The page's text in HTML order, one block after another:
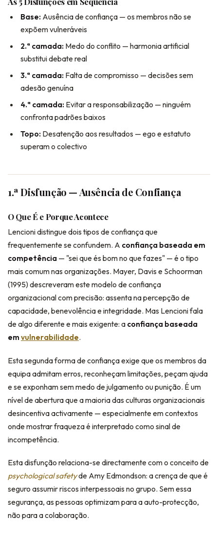
Base: Ausência de confiança — os membros não se
expõem vulneráveis
2.ª camada: Medo do conflito — harmonia artificial
substitui debate real
3.ª camada: Falta de compromisso — decisões sem
adesão genuína
4.ª camada: Evitar a responsabilização — ninguém
confronta padrões baixos
Topo: Desatenção aos resultados — ego e estatuto
superam o colectivo
1.ª Disfunção — Ausência de Confiança
O Que É e Porque Acontece
Lencioni distingue dois tipos de confiança que
frequentemente se confundem. A confiança baseada em
competência — "sei que és bom no que fazes" — é o tipo
mais comum nas organizações. Mayer, Davis e Schoorman
(1995) descreveram este modelo de confiança
organizacional com precisão: assenta na percepção de
capacidade, benevolência e integridade. Mas Lencioni fala
de algo diferente e mais exigente: a confiança baseada
em vulnerabilidade.
Esta segunda forma de confiança exige que os membros da
equipa admitam erros, reconheçam limitações, peçam ajuda
e se exponham sem medo de julgamento ou punição. É um
nível de abertura que a maioria das culturas organizacionais
desincentiva activamente — especialmente em contextos
onde mostrar fraqueza é interpretado como sinal de
incompetência.
Esta disfunção relaciona-se directamente com o conceito de
psychological safetyde Amy Edmondson: a crença de que é
seguro assumir riscos interpessoais no grupo. Sem essa
segurança, as pessoas optimizam para a auto-protecção,
não para a colaboração.